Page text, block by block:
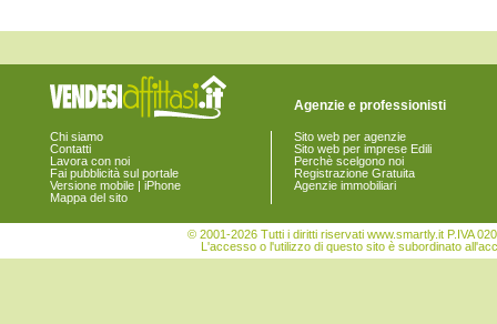
Mira
Musile di Piave
Noventa di Piave
Portogruaro
Pramaggiore
Quarto d'Altino
Salzano
San Donà di Piave
San Michele al Tagliamento
Santo Stino di Livenza
Chi siamo
Contatti
Lavora con noi
Fai pubblicità sul portale
Versione mobile | iPhone
Mappa del sito
Agenzie e professionisti
Sito web per agenzie
Sito web per imprese Edili
Perchè scelgono noi
Registrazione Gratuita
Agenzie immobiliari
© 2001-2026 Tutti i diritti riservati www.smartly.it P.IVA
L'accesso o l'utilizzo di questo sito è subordinato